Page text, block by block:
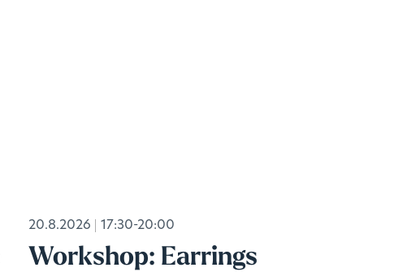
20.8.2026 17:30-20:00
Workshop: Earrings